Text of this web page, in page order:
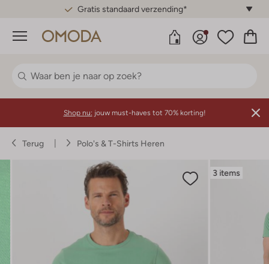
Gratis standaard verzending*
Menu
Shop nu: jouw must-haves tot 70% korting!
Terug Polo's & T-Shirts Heren
3 items